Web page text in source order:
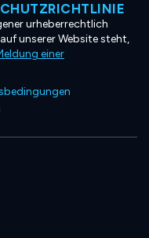
urheberrechtlich
unserer Website steht,
einer